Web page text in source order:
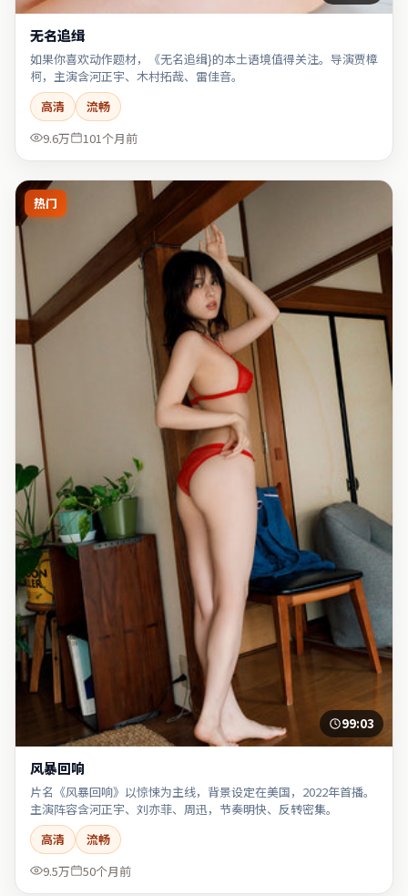
无名追缉
如果你喜欢动作题材，《无名追缉}的本土语境值得关注。导演贾樟
柯，主演含河正宇、木村拓哉、雷佳音。
高清
流畅
9.6万
101个月前
热门
99:03
风暴回响
片名《风暴回响》以惊悚为主线，背景设定在美国，2022年首播。
主演阵容含河正宇、刘亦菲、周迅，节奏明快、反转密集。
高清
流畅
9.5万
50个月前